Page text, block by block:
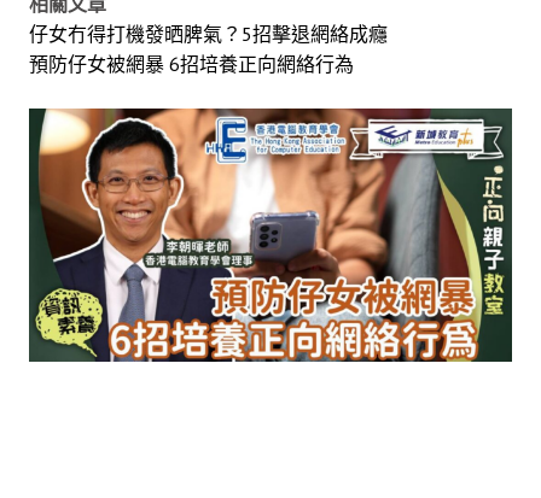
仔女冇得打機發晒脾氣？5招擊退網絡成癮
預防仔女被網暴 6招培養正向網絡行為